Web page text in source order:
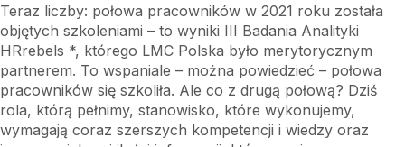
Teraz liczby: połowa pracowników w 2021 roku została
objętych szkoleniami – to wyniki III Badania Analityki
HRrebels *, którego LMC Polska było merytorycznym
partnerem. To wspaniale – można powiedzieć – połowa
pracowników się szkoliła. Ale co z drugą połową? Dziś
rola, którą pełnimy, stanowisko, które wykonujemy,
wymagają coraz szerszych kompetencji i wiedzy oraz